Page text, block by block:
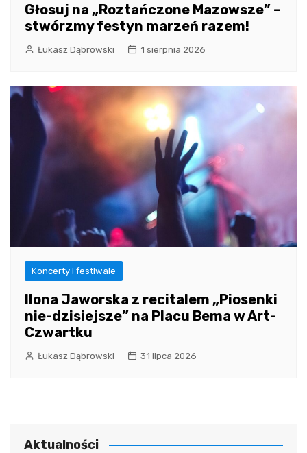
Głosuj na „Roztańczone Mazowsze” –
stwórzmy festyn marzeń razem!
Łukasz Dąbrowski 1 sierpnia 2026
Koncerty i festiwale
Ilona Jaworska z recitalem „Piosenki
nie-dzisiejsze” na Placu Bema w Art-
Czwartku
Łukasz Dąbrowski 31 lipca 2026
Aktualności